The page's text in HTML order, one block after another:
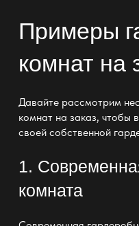
Примеры
комнат на
Давайте рассмотрим
комнат на заказ, чтобы
своей собственной
1.
комната